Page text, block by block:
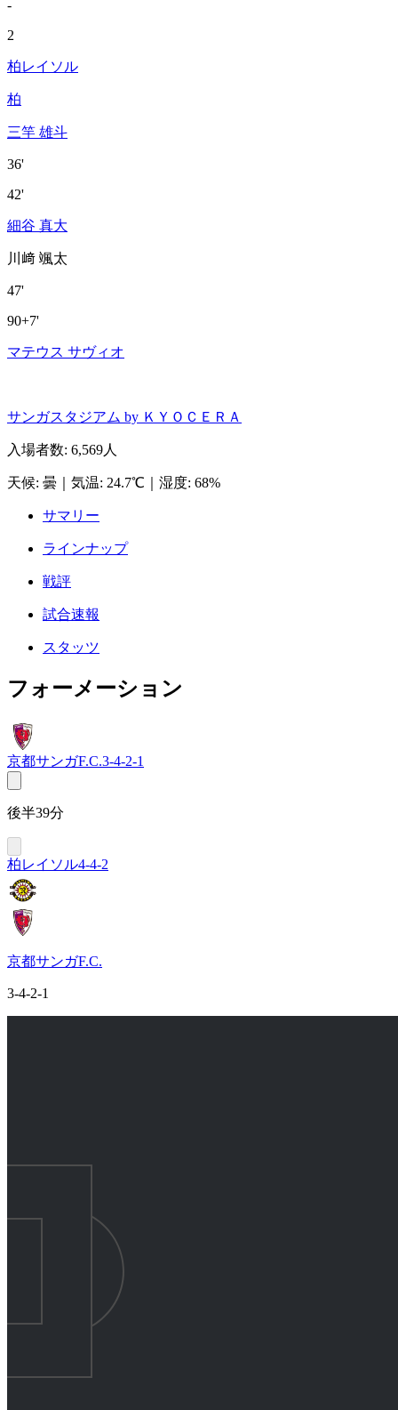
-
2
柏レイソル
柏
三竿 雄斗
36'
42'
細谷 真大
川﨑 颯太
47'
90+7'
マテウス サヴィオ
サンガスタジアム by ＫＹＯＣＥＲＡ
入場者数: 6,569人
天候: 曇 気温: 24.7℃ 湿度: 68%
サマリー
ラインナップ
戦評
試合速報
スタッツ
フォーメーション
京都サンガF.C.3-4-2-1
後半39分
柏レイソル4-4-2
京都サンガF.C.
3-4-2-1